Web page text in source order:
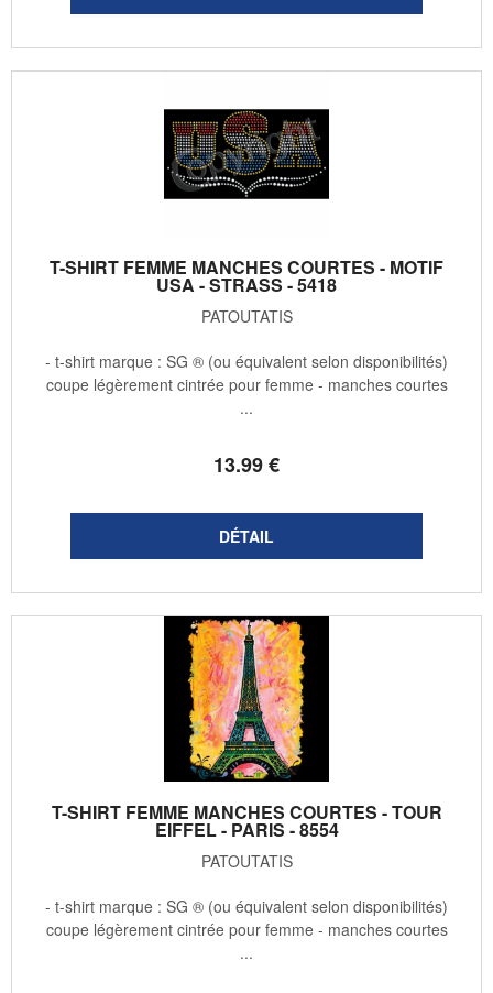
T-SHIRT FEMME MANCHES COURTES - MOTIF
USA - STRASS - 5418
PATOUTATIS
13.99€
- t-shirt marque : SG ® (ou équivalent selon disponibilités)
coupe légèrement cintrée pour femme - manches courtes
...
T-SHIRT FEMME MANCHES COURTES - TOUR
EIFFEL - PARIS - 8554
PATOUTATIS
- t-shirt marque : SG ® (ou équivalent selon disponibilités)
coupe légèrement cintrée pour femme - manches courtes
...